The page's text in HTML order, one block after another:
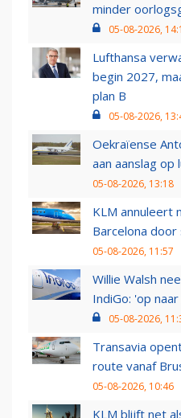
minder
05-08-2026,
Lufthansa
begin 2027,
plan B
05-08-2026,
Oekraïense
aan aanslag op
05-08-2026, 13:18
KLM annuleert
Barcelona door
05-08-2026, 11:57
Willie Walsh
IndiGo: 'op
05-08-2026,
Transavia
route vanaf
05-08-2026, 10:46
KLM blijft net